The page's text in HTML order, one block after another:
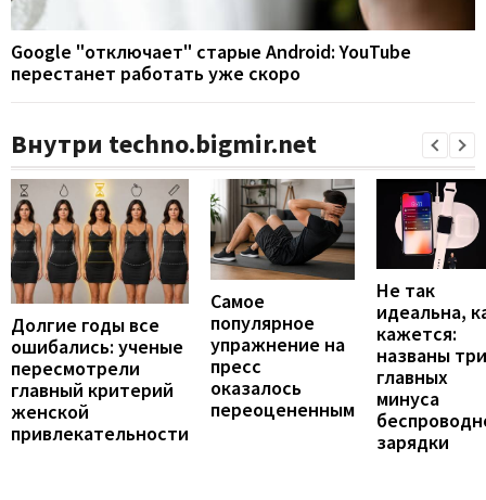
Google "отключает" старые Android: YouTube
перестанет работать уже скоро
Внутри techno.bigmir.net
Долгие годы все
ошибались: ученые
пересмотрели
главный критерий
женской
привлекательности
Самое
популярное
упражнение на
пресс
оказалось
переоцененным
Не так
идеальна,
кажется:
названы три
главных
минуса
зарядки